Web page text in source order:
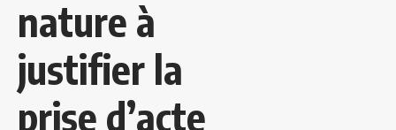
nature à
justifier la
prise d’acte